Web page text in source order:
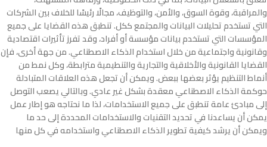
والمراقبة، وقوة السوق، والأمن، والتوظيف، مجالًا رئيسًا للخلاف بين الشركات
التي تستخدم تحليلات البيانات والمجتمع ككل. تنطبق هذه القضايا على جميع
المؤسسات التي تستخدم بيانات مؤسسة أو أفراد، وقد تفرز تأثيرات اقتصادية
وقانونية واجتماعية من خلال استخدام الذكاء الاصطناعي. من جهة أخرى، فإن
القضايا القانونية والأخلاقية والتجارية والتنطيمية مترابطة، وكل نمط من
أنماط التنظيم يؤثر بعضها ببعض. ويمكن أن تجعل هذه العلاقات المتبادلة
حوكمة الذكاء الاصطناعي معقدة بشكل غير عادي. وبالتالي يصعب التوصل
إلى مبادئ عامة تنطبق على جميع الاستخدامات، لذا ما نحتاجه هو إطار عمل
يمكن أن يساعدنا في تحديد التقنيات والاستخدامات المحددة إلى حد ما
ويمكن أن يرشد كيفية تطوير الذكاء الاصطناعي واستخدامه في كل منها